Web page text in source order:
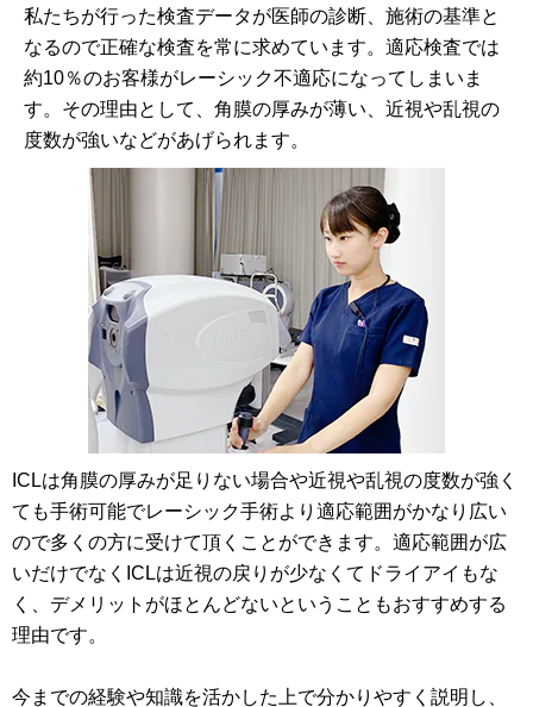
私たちが行った検査データが医師の診断、施術の基準と
なるので正確な検査を常に求めています。適応検査では
約10％のお客様がレーシック不適応になってしまいま
す。その理由として、角膜の厚みが薄い、近視や乱視の
度数が強いなどがあげられます。
ICLは角膜の厚みが足りない場合や近視や乱視の度数が強く
ても手術可能でレーシック手術より適応範囲がかなり広い
ので多くの方に受けて頂くことができます。適応範囲が広
いだけでなくICLは近視の戻りが少なくてドライアイもな
く、デメリットがほとんどないということもおすすめする
理由です。
今までの経験や知識を活かした上で分かりやすく説明し、